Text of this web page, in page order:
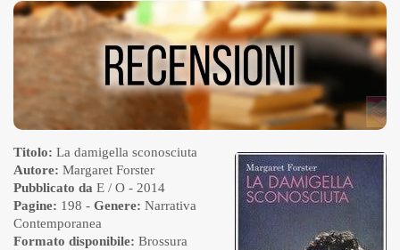
Titolo: La damigella sconosciuta
Autore: Margaret Forster
Pubblicato da E / O - 2014
Pagine: 198 - Genere: Narrativa
Contemporanea
Formato disponibile: Brossura